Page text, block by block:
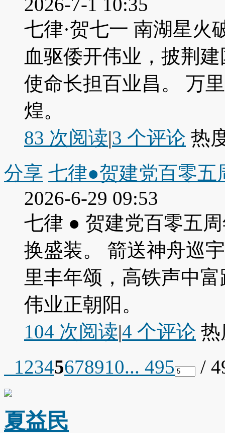
七律·贺七一 南湖星火
血驱倭开伟业，披荆
使命长担百业昌。 万
煌。
83 次阅读|3 个评论 热
分享 七律●贺建党百零五
2026-6-29 09:53
七律 ● 贺建党百零五
换盛装。 箭送神舟巡
里丰年颂，高铁声中
伟业正朝阳。
104 次阅读|4 个评论
12345678910... 495 /
夏益民